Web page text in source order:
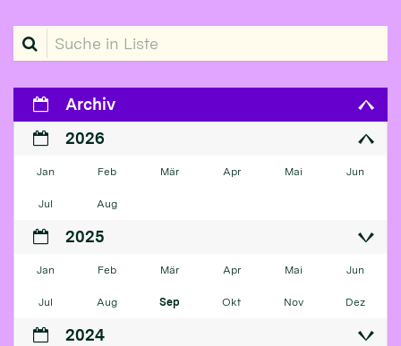
Suche in Liste
Archiv
2026
Jan Feb Mär Apr Mai Jun
Jul Aug
2025
Jan Feb Mär Apr Mai Jun
Jul Aug Sep Okt Nov Dez
2024